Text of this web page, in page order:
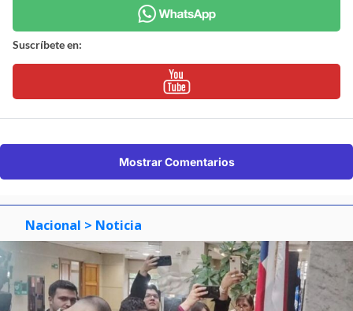
Suscríbete en:
Mostrar Comentarios
Nacional > Noticia